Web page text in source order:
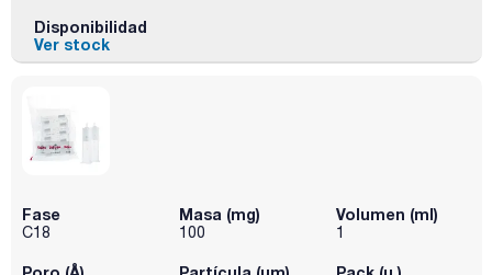
Disponibilidad
Ver stock
Fase
C18
Masa (mg)
100
Volumen (ml)
1